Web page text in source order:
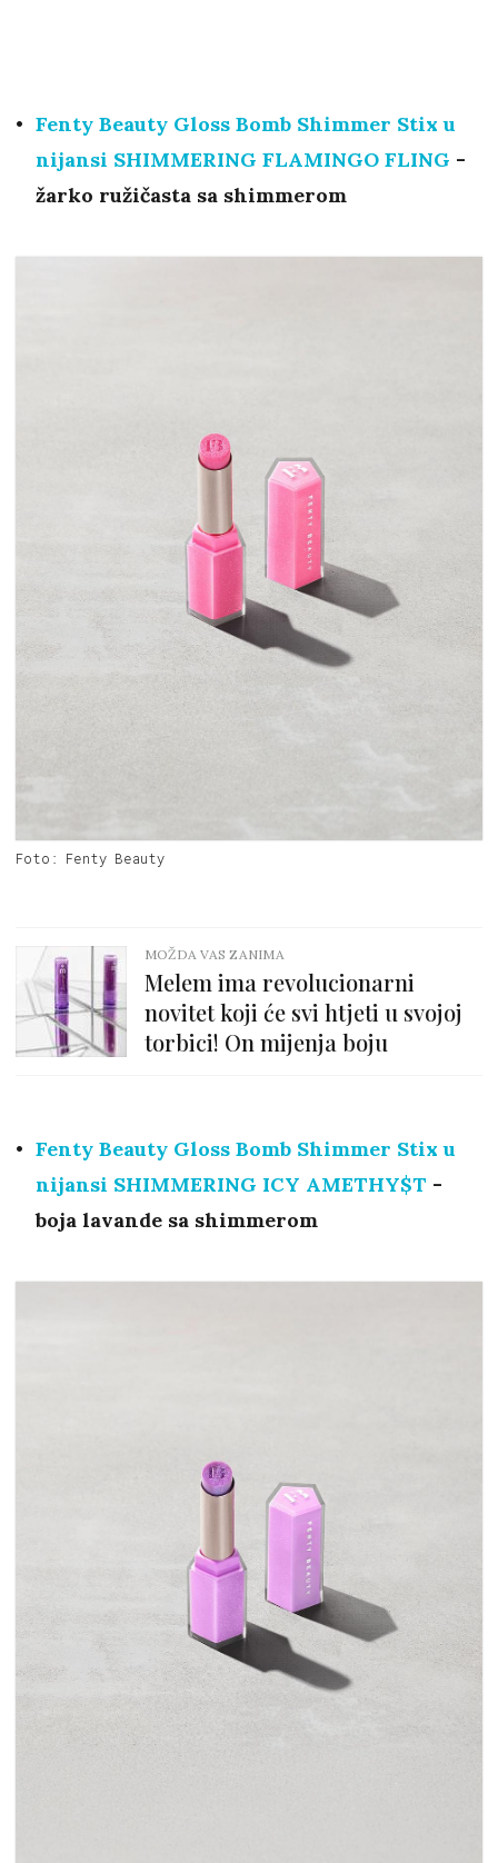
Fenty Beauty Gloss Bomb Shimmer Stix u
nijansi SHIMMERING FLAMINGO FLING -
žarko ružičasta sa shimmerom
Foto: Fenty Beauty
MOŽDA VAS ZANIMA
Melem ima revolucionarni
novitet koji će svi htjeti u svojoj
torbici! On mijenja boju
Fenty Beauty Gloss Bomb Shimmer Stix u
nijansi SHIMMERING ICY AMETHY$T -
boja lavande sa shimmerom